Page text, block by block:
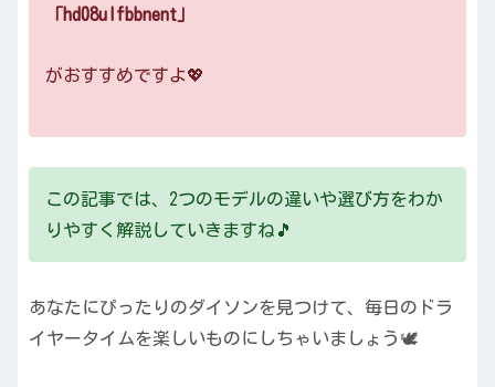
「hd08ulfbbnent」
がおすすめですよ💖
この記事では、2つのモデルの違いや選び方をわか
りやすく解説していきますね🎵
あなたにぴったりのダイソンを見つけて、毎日のドラ
イヤータイムを楽しいものにしちゃいましょう🕊️